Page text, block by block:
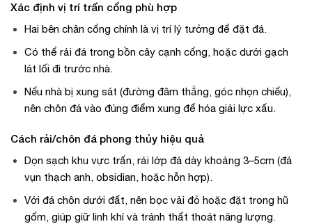
Xác định vị trí trấn cổng phù hợp
Hai bên chân cổng chính là vị trí lý tưởng để đặt đá.
Có thể rải đá trong bồn cây cạnh cổng, hoặc dưới gạch
lát lối đi trước nhà.
Nếu nhà bị xung sát (đường đâm thẳng, góc nhọn chiếu),
nên chôn đá vào đúng điểm xung để hóa giải lực xấu.
Cách rải/chôn đá phong thủy hiệu quả
Dọn sạch khu vực trấn, rải lớp đá dày khoảng 3–5cm (đá
vụn thạch anh, obsidian, hoặc hỗn hợp).
Với đá chôn dưới đất, nên bọc vải đỏ hoặc đặt trong hũ
gốm, giúp giữ linh khí và tránh thất thoát năng lượng.